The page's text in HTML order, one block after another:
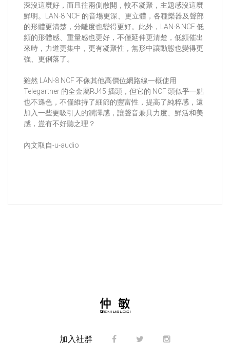
深沒這麼好，而且往兩側散開，較不凝聚，主題感沒這麼
鮮明。LAN-8 NCF 的音場更深、更立體，各種樂器及聲部
的形體更清楚，分離度也變得更好。此外，LAN-8 NCF 低
頻的形體感、重量感也更好，不僅延伸更清楚，低頻催出
來時，力道更集中，更有凝聚性，無形中讓動態也變得更
強、更俐落了。
雖然 LAN-8 NCF 不像其他高價位網路線一概使用
Telegartner 的全金屬RJ45 插頭，但它的 NCF 頭似乎一點
也不遜色，不僅維持了細節的豐富性，提高了純粹感，還
加入一些更吸引人的潤澤感，讓聲音兼具力度、鮮活和美
感，豈有不好聽之理？
內文取自-u-audio
加入社群